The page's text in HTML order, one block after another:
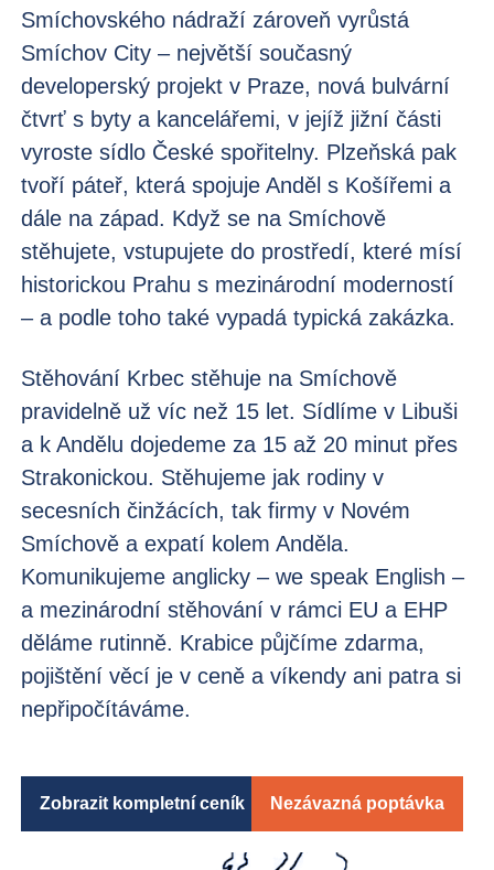
Smíchovského nádraží zároveň vyrůstá
Smíchov City – největší současný
developerský projekt v Praze, nová bulvární
čtvrť s byty a kancelářemi, v jejíž jižní části
vyroste sídlo České spořitelny. Plzeňská pak
tvoří páteř, která spojuje Anděl s Košířemi a
dále na západ. Když se na Smíchově
stěhujete, vstupujete do prostředí, které mísí
historickou Prahu s mezinárodní moderností
– a podle toho také vypadá typická zakázka.
Stěhování Krbec stěhuje na Smíchově
pravidelně už víc než 15 let. Sídlíme v Libuši
a k Andělu dojedeme za 15 až 20 minut přes
Strakonickou. Stěhujeme jak rodiny v
secesních činžácích, tak firmy v Novém
Smíchově a expatí kolem Anděla.
Komunikujeme anglicky – we speak English –
a mezinárodní stěhování v rámci EU a EHP
děláme rutinně. Krabice půjčíme zdarma,
pojištění věcí je v ceně a víkendy ani patra si
nepřipočítáváme.
Zobrazit kompletní ceník Nezávazná poptávka